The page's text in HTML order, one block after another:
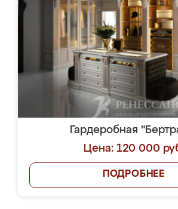
Гардеробная
Цена: 120 000
ПОДРОБНЕЕ